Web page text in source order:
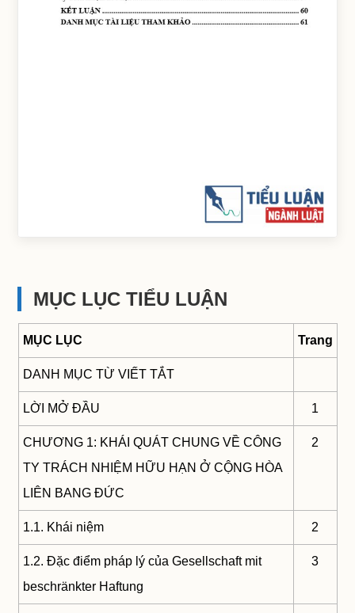
MỤC LỤC TIỂU LUẬN
MỤC LỤC Trang
DANH MỤC TỪ VIẾT TẮT
LỜI MỞ ĐẦU 1
CHƯƠNG 1: KHÁI QUÁT CHUNG VỀ CÔNG
TY TRÁCH NHIỆM HỮU HẠN Ở CỘNG HÒA
LIÊN BANG ĐỨC
2
1.1. Khái niệm 2
1.2. Đặc điểm pháp lý của Gesellschaft mit
beschränkter Haftung
3